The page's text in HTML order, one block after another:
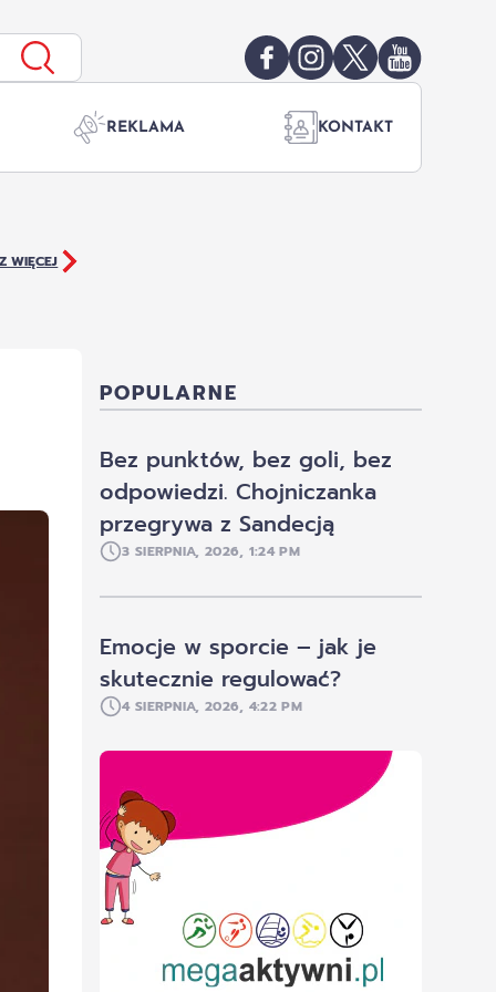
REKLAMA KONTAKT
WIĘCEJ
POPULARNE
Bez punktów, bez goli, bez
odpowiedzi. Chojniczanka
przegrywa z Sandecją
3 SIERPNIA, 2026, 1:24 PM
Emocje w sporcie – jak je
skutecznie regulować?
4 SIERPNIA, 2026, 4:22 PM